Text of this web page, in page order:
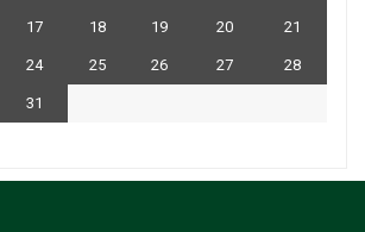
17 18 19 20 21
24 25 26 27 28
31